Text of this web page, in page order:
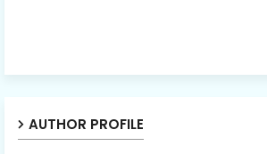
AUTHOR PROFILE